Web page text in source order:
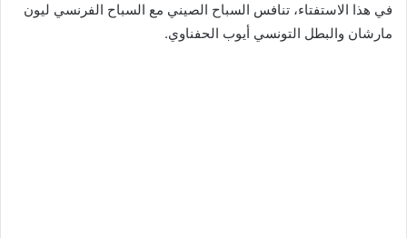
في هذا الاستفتاء، تنافس السباح الصيني مع السباح الفرنسي ليون
مارشان والبطل التونسي أيوب الحفناوي.